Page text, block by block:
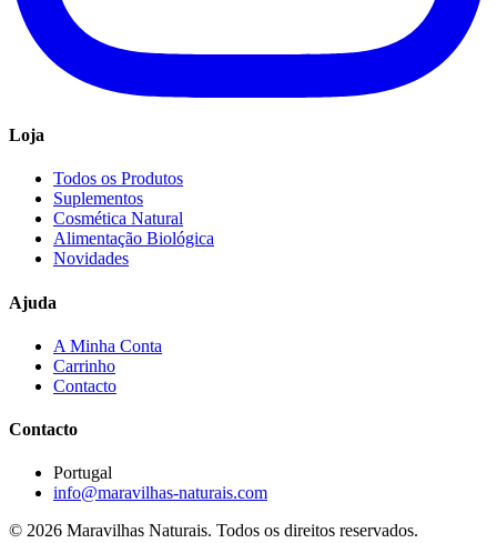
Loja
Todos os Produtos
Suplementos
Cosmética Natural
Alimentação Biológica
Novidades
Ajuda
A Minha Conta
Carrinho
Contacto
Contacto
Portugal
info@maravilhas-naturais.com
© 2026 Maravilhas Naturais. Todos os direitos reservados.